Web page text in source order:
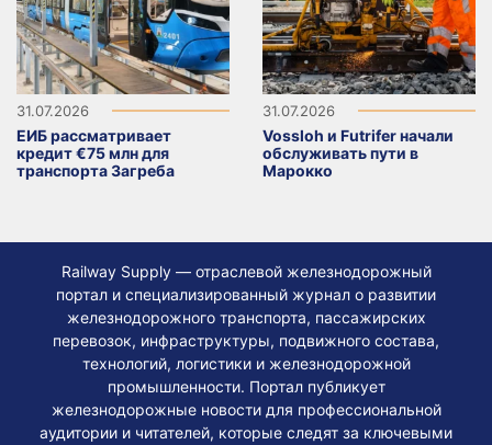
31.07.2026
ЕИБ рассматривает
кредит €75 млн для
транспорта Загреба
31.07.2026
Vossloh и Futrifer начали
обслуживать пути в
Марокко
Railway Supply — отраслевой железнодорожный
портал и специализированный журнал о развитии
железнодорожного транспорта, пассажирских
перевозок, инфраструктуры, подвижного состава,
технологий, логистики и железнодорожной
промышленности. Портал публикует
железнодорожные новости для профессиональной
аудитории и читателей, которые следят за ключевыми